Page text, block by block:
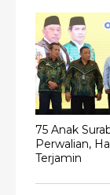
75 Anak
Perwalian,
Terjamin